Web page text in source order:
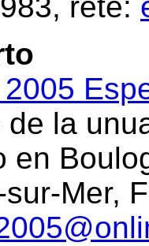
rete:
de la
en
Mer,